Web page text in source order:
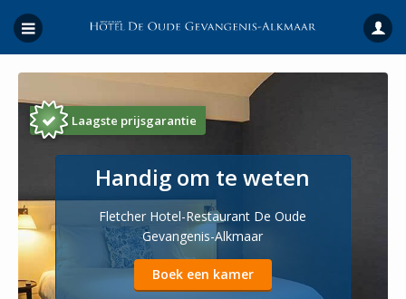
Laagste prijsgarantie
Handig om te weten
Fletcher Hotel-Restaurant De Oude
Gevangenis-Alkmaar
Boek een kamer